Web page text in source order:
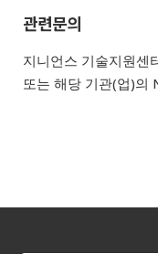
관련문의
지니언스 기술지원센
또는 해당 기관(업)의